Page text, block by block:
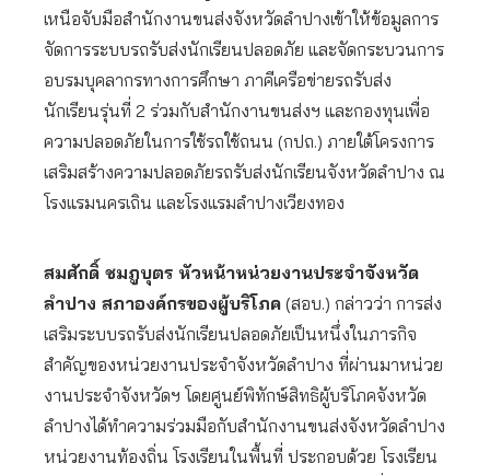
เหนือจับมือสำนักงานขนส่งจังหวัดลำปางเข้าให้ข้อมูลการ
จัดการระบบรถรับส่งนักเรียนปลอดภัย และจัดกระบวนการ
อบรมบุคลากรทางการศึกษา ภาคีเครือข่ายรถรับส่ง
นักเรียนรุ่นที่ 2 ร่วมกับสำนักงานขนส่งฯ และกองทุนเพื่อ
ความปลอดภัยในการใช้รถใช้ถนน (กปถ.) ภายใต้โครงการ
เสริมสร้างความปลอดภัยรถรับส่งนักเรียนจังหวัดลำปาง ณ
โรงแรมนครเถิน และโรงแรมลำปางเวียงทอง
สมศักดิ์ ชมภูบุตร หัวหน้าหน่วยงานประจำจังหวัด
ลำปาง สภาองค์กรของผู้บริโภค (สอบ.) กล่าวว่า การส่ง
เสริมระบบรถรับส่งนักเรียนปลอดภัยเป็นหนึ่งในภารกิจ
สำคัญของหน่วยงานประจำจังหวัดลำปาง ที่ผ่านมาหน่วย
งานประจำจังหวัดฯ โดยศูนย์พิทักษ์สิทธิผู้บริโภคจังหวัด
ลำปางได้ทำความร่วมมือกับสำนักงานขนส่งจังหวัดลำปาง
หน่วยงานท้องถิ่น โรงเรียนในพื้นที่ ประกอบด้วย โรงเรียน